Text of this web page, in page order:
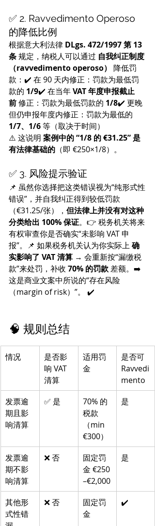
✅ 2. Ravvedimento Operoso
的降低比例
根据意大利法律 DLgs. 472/1997 第 13
条 规定，纳税人可以通过 自我纠正制度
（ravvedimento operoso） 降低罚
款：✔️ 在 90 天内修正：罚款为最低罚
款的 1/9✔️ 在当年 VAT 年度申报截止
前 修正：罚款为最低罚款的 1/8✔️ 更晚
但仍申报年度内修正：罚款为最低的
1/7、1/6 等（取决于时间）
⚠️ 这说明 案例中的 “1/8 的 €31.25” 是
有法律基础的 （即 €250×1/8）。
✅ 3. 风险提示验证
📌 虽然你选择把这类错误视为“纯形式性
错误”，并自我纠正得到较低罚款
（€31.25/张）， 但法律上并没有对这种
分类给出 100% 保证。👉 税务机关将来
有权审查你是否确实“未影响 VAT 申
报”。📌 如果税务机关认为你实际上 确
实影响了 VAT 清算 → 会重新按“漏缴税
款”来处罚，补收 70% 的罚款 差额。➡️
这是商业文案中所说的“存在风险
（margin of risk）”。 ✔️
🧠 规则总结
情况
是否影
响 VAT
清算
适用罚
金
是否可
Ravvedi
mento
发票逾
期且影
响清算
✅ 是
70% 的
税款
（min
€300）
是
发票逾
期不影
响清算
❌ 否
固定罚
金 €250
–€2,000
是
其他形
式性错
❌ 否
固定罚
金
✔️